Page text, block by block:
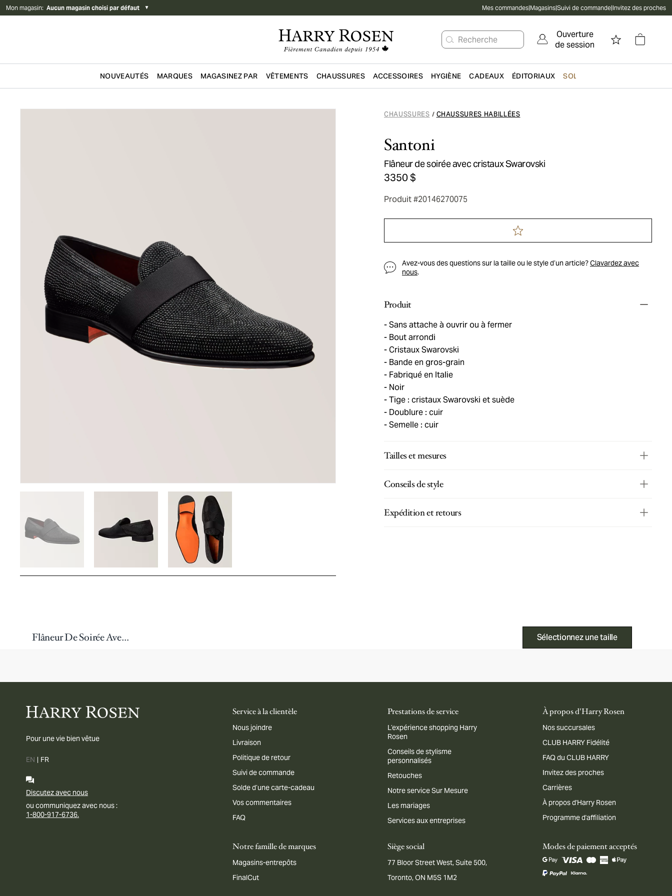
Mon magasin: Aucun magasin choisi par défaut ▼ Mes commandes|Magasins|Suivi de commande|Invitez des proches
Recherche
Ouverture
de session
Passer au contenu principal
NOUVEAUTÉS MARQUES MAGASINEZ PAR VÊTEMENTS CHAUSSURES ACCESSOIRES HYGIÈNE CADEAUX ÉDITORIAUX SOLDES
CHAUSSURES / CHAUSSURES HABILLÉES
Santoni
Flâneur de soirée avec cristaux Swarovski
3350 $
Produit #20146270075
Avez-vous des questions sur la taille ou le style d’un article?Clavardez avec
nous.
Produit
Sans attache à ouvrir ou à fermer
Bout arrondi
Cristaux Swarovski
Bande en gros-grain
Fabriqué en Italie
Noir
Tige : cristaux Swarovski et suède
Doublure : cuir
Semelle : cuir
Tailles et mesures
Conseils de style
Expédition et retours
Flâneur De Soirée Avec Cristaux Swarovski Sélectionnez une taille
Pour une vie bien vêtue
EN | FR
Discutez avec nous
ou communiquez avec nous :
1-800-917-6736.
Service à la clientèle
Nous joindre
Livraison
Politique de retour
Suivi de commande
Solde d’une carte-cadeau
Vos commentaires
FAQ
Prestations de service
L’expérience shopping Harry
Rosen
Conseils de stylisme
personnalisés
Retouches
Notre service Sur Mesure
Les mariages
Services aux entreprises
À propos d'Harry Rosen
Nos succursales
CLUB HARRY Fidélité
FAQ du CLUB HARRY
Invitez des proches
Carrières
À propos d'Harry Rosen
Programme d'affiliation
Notre famille de marques
Magasins-entrepôts
FinalCut
Siège social
77 Bloor Street West, Suite 500,
Toronto, ON M5S 1M2
Modes de paiement acceptés